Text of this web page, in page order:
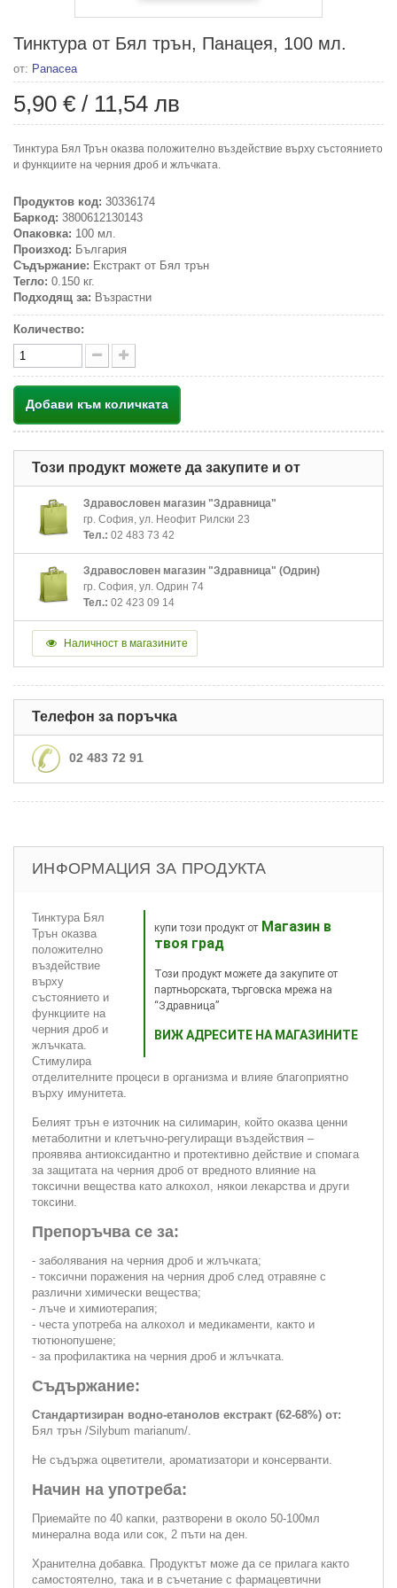
Тинктура от Бял трън, Панацея, 100 мл.
от: Panacea
5,90 € / 11,54 лв
Тинктура Бял Трън оказва положително въздействие върху състоянието
и функциите на черния дроб и жлъчката.
Продуктов код: 30336174
Баркод: 3800612130143
Опаковка: 100 мл.
Произход: България
Съдържание: Екстракт от Бял трън
Тегло: 0.150 кг.
Подходящ за: Възрастни
Количество:
Добави към количката
Този продукт можете да закупите и от
Здравословен магазин "Здравница"
гр. София, ул. Неофит Рилски 23
Тел.: 02 483 73 42
Здравословен магазин "Здравница" (Одрин)
гр. София, ул. Одрин 74
Тел.: 02 423 09 14
Наличност в магазините
Телефон за поръчка
02 483 72 91
ИНФОРМАЦИЯ ЗА ПРОДУКТА
купи този продукт от Магазин в
твоя град
Този продукт можете да закупите от
партньорската, търговска мрежа на
“Здравница”
ВИЖ АДРЕСИТЕ НА МАГАЗИНИТЕ
Тинктура Бял
Трън оказва
положително
въздействие
върху
състоянието и
функциите на
черния дроб и
жлъчката.
Стимулира
отделителните процеси в организма и влияе благоприятно
върху имунитета.
Белият трън е източник на силимарин, който оказва ценни
метаболитни и клетъчно-регулиращи въздействия –
проявява антиоксидантно и протективно действие и спомага
за защитата на черния дроб от вредното влияние на
токсични вещества като алкохол, някои лекарства и други
токсини.
Препоръчва се за:
- заболявания на черния дроб и жлъчката;
- токсични поражения на черния дроб след отравяне с
различни химически вещества;
- лъче и химиотерапия;
- честа употреба на алкохол и медикаменти, както и
тютюнопушене;
- за профилактика на черния дроб и жлъчката.
Съдържание:
Стандартизиран водно-етанолов екстракт (62-68%) от:
Бял трън /Silybum marianum/.
Не съдържа оцветители, ароматизатори и консерванти.
Начин на употреба:
Приемайте по 40 капки, разтворени в около 50-100мл
минерална вода или сок, 2 пъти на ден.
Хранителна добавка. Продуктът може да се прилага както
самостоятелно, така и в съчетание с фармацевтични